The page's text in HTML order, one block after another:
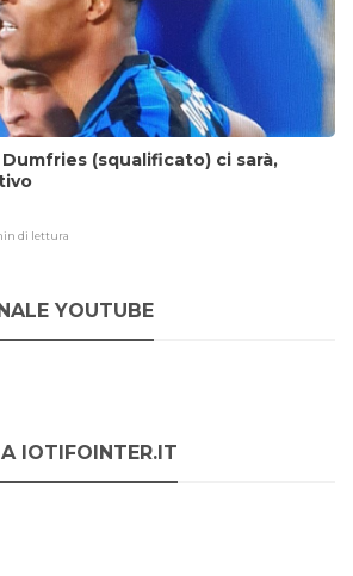
(squalificato) ci sarà,
di lettura
YOUTUBE
IOTIFOINTER.IT